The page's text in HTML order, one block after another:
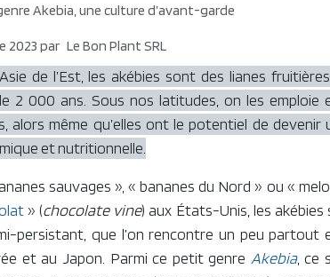
Akebia, une culture d’avant-garde
2023 par Le Bon Plant SRL
de l’Est, les akébies sont des lianes
2 000 ans. Sous nos latitudes, on les emploie
alors même qu’elles ont le potentiel de
et nutritionnelle.
sauvages », « bananes du Nord » ou «
» (chocolate vine) aux États-Unis, les
persistant, que l’on rencontre un peu partout
et au Japon. Parmi ce petit genre Akebia, ce